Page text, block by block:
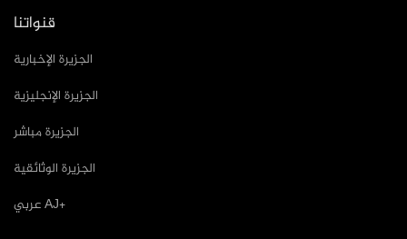
قنواتنا
الجزيرة الإخبارية
الجزيرة الإنجليزية
الجزيرة مباشر
الجزيرة الوثائقية
عربي AJ+